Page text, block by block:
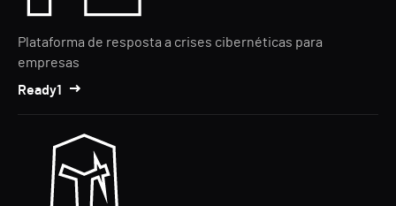
Plataforma de resposta a crises cibernéticas para
empresas
Ready1